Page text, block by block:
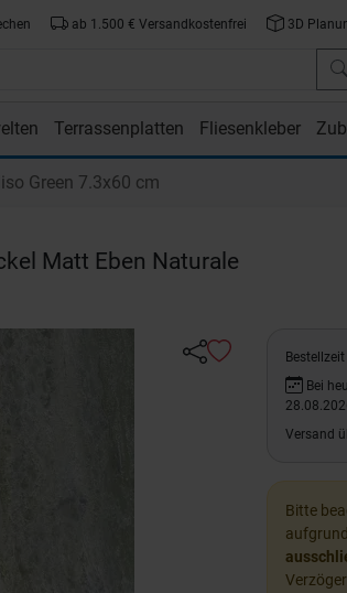
ab 1.500 € Versandkostenfrei 3D
Terrassenplatten Fliesenkleber
Green 7.3x60 cm
Matt Eben Naturale
Bei
Versand
Bitte